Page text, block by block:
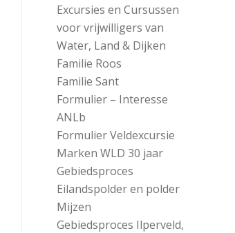
Excursies en Cursussen
voor vrijwilligers van
Water, Land & Dijken
Familie Roos
Familie Sant
Formulier – Interesse
ANLb
Formulier Veldexcursie
Marken WLD 30 jaar
Gebiedsproces
Eilandspolder en polder
Mijzen
Gebiedsproces Ilperveld,